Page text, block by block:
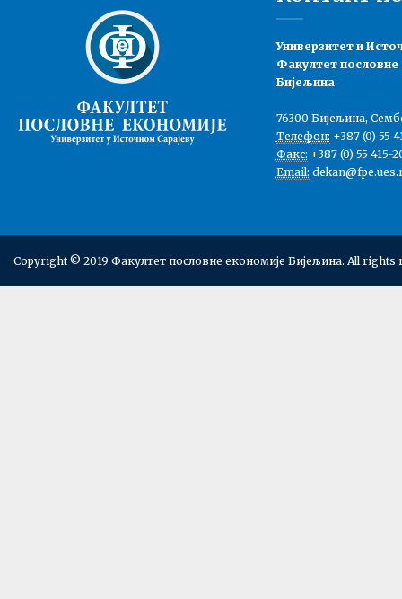
Универзитет и
Факултет пословне
Бијељина
76300 Бијељина,
Телефон: +387 (0) 55
Факс: +387 (0) 55 415-
Email:
Copyright © 2019 Факултет пословне економије Бијељина. All rights